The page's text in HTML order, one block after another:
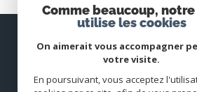
Comme beaucoup,
utilise les cookies
On aimerait vous accompagner
votre visite.
En poursuivant, vous acceptez